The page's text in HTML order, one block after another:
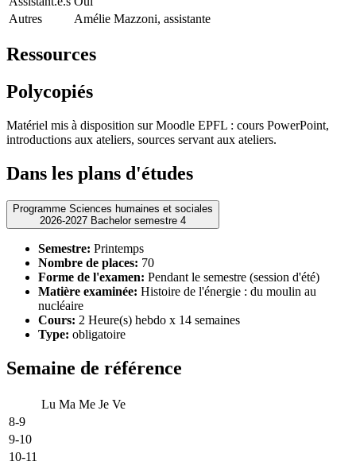
Autres
Amélie Mazzoni, assistante
Ressources
Polycopiés
Matériel mis à disposition sur Moodle EPFL : cours PowerPoint,
introductions aux ateliers, sources servant aux ateliers.
Dans les plans d'études
Programme Sciences humaines et sociales
2026-2027 Bachelor semestre 4
Semestre: Printemps
Nombre de places: 70
Forme de l'examen: Pendant le semestre (session d'été)
Matière examinée: Histoire de l'énergie : du moulin au
nucléaire
Cours: 2 Heure(s) hebdo x 14 semaines
Type: obligatoire
Semaine de référence
Lu Ma Me Je Ve
8-9
9-10
10-11